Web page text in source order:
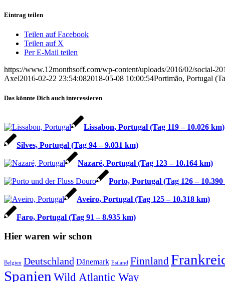
Eintrag teilen
Teilen auf Facebook
Teilen auf X
Per E-Mail teilen
https://www.12monthsoff.com/wp-content/uploads/2016/02/social-
Axel2016-02-22 23:54:082018-05-08 10:00:54Portimão, Portugal
Das könnte Dich auch interessieren
Lissabon, Portugal (Tag 119 – 10.026 km)
Silves, Portugal (Tag 94 – 9.031 km)
Nazaré, Portugal (Tag 123 – 10.164 km)
Porto, Portugal (Tag 126 –
Aveiro, Portugal (Tag 125 – 10.318 km)
Faro, Portugal (Tag 91 – 8.935 km)
Hier waren wir schon
Belgien Deutschland Dänemark Estland Finnland
Spanien Wild Atlantic Way